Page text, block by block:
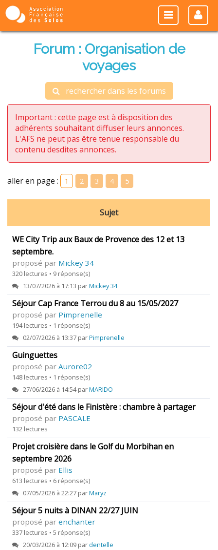
Forum : Organisation de
voyages
rechercher dans les forums
Important : cette page est à disposition des
adhérents souhaitant diffuser leurs annonces.
L'AFS ne peut pas être tenue responsable du
contenu desdites annonces.
aller en page : 1 2 3 4 5
Sujet
WE City Trip aux Baux de Provence des 12 et 13
septembre.
proposé par Mickey 34
320 lectures • 9 réponse(s)
13/07/2026 à 17:13 parMickey 34
Séjour Cap France Terrou du 8 au 15/05/2027
proposé par Pimprenelle
194 lectures • 1 réponse(s)
02/07/2026 à 13:37 parPimprenelle
Guinguettes
proposé par Aurore02
148 lectures • 1 réponse(s)
27/06/2026 à 14:54 parMARIDO
Séjour d'été dans le Finistère : chambre à partager
proposé par PASCALE
132 lectures
Projet croisière dans le Golf du Morbihan en
septembre 2026
proposé par Ellis
613 lectures • 6 réponse(s)
07/05/2026 à 22:27 parMaryz
Séjour 5 nuits à DINAN 22/27 JUIN
proposé par enchanter
337 lectures • 5 réponse(s)
20/03/2026 à 12:09 par dentelle